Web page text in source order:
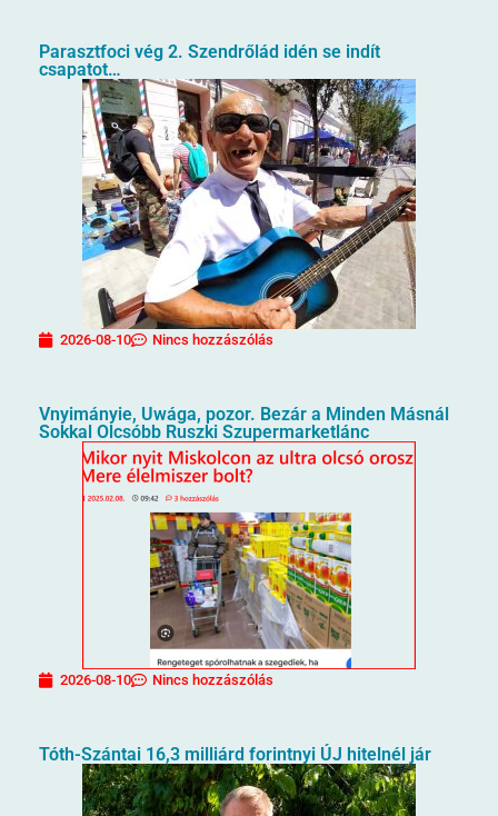
Parasztfoci vég 2. Szendrőlád idén se indít
csapatot…
2026-08-10 Nincs hozzászólás
Vnyimányie, Uwága, pozor. Bezár a Minden Másnál
Sokkal Olcsóbb Ruszki Szupermarketlánc
2026-08-10 Nincs hozzászólás
Tóth-Szántai 16,3 milliárd forintnyi ÚJ hitelnél jár